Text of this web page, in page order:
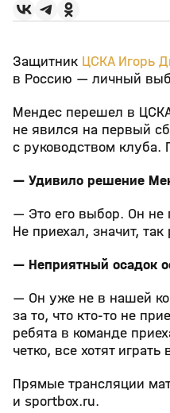
Защитник ЦСКА Игорь
в Россию — личный
Мендес перешел в
не явился на первый
с руководством клуба.
— Удивило решение
— Это его выбор. Он не
Не приехал, значит,
— Неприятный осадок
— Он уже не в нашей
за то, что кто‑то не
ребята в команде
четко, все хотят
Прямые трансляции
и sportbox.ru.